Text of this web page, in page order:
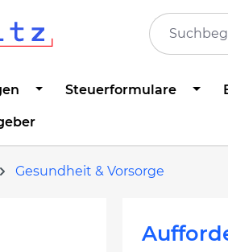
springen
Steuerformulare
Gesundheit & Vorsorge